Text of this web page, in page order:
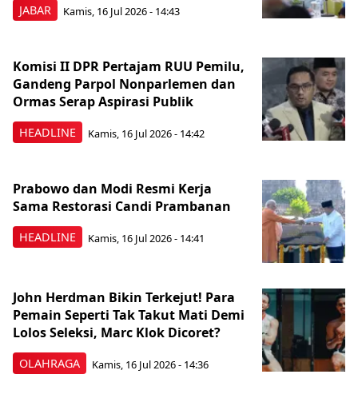
JABAR Kamis, 16 Jul 2026 - 14:43
HEADLINE
Komisi II DPR Pertajam RUU Pemilu,
Gandeng Parpol Nonparlemen dan
Ormas Serap Aspirasi Publik
Kamis, 16 Jul 2026 - 14:42
HEADLINE
Prabowo dan Modi Resmi Kerja
Sama Restorasi Candi Prambanan
Kamis, 16 Jul 2026 - 14:41
OLAHRAGA
John Herdman Bikin Terkejut! Para
Pemain Seperti Tak Takut Mati Demi
Lolos Seleksi, Marc Klok Dicoret?
Kamis, 16 Jul 2026 - 14:36